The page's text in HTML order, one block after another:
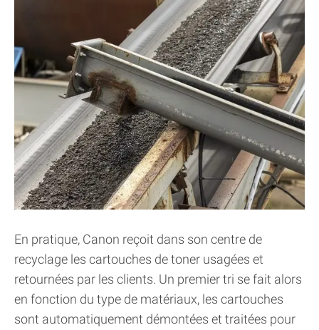
En pratique, Canon reçoit dans son centre de
recyclage les cartouches de toner usagées et
retournées par les clients. Un premier tri se fait alors
en fonction du type de matériaux, les cartouches
sont automatiquement démontées et traitées pour